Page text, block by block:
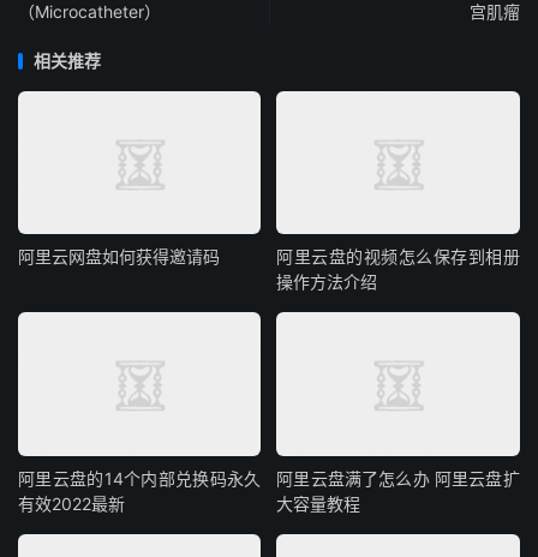
（Microcatheter）
宫肌瘤
相关推荐
阿里云网盘如何获得邀请码
阿里云盘的视频怎么保存到相册
操作方法介绍
阿里云盘的14个内部兑换码永久
有效2022最新
阿里云盘满了怎么办 阿里云盘扩
大容量教程